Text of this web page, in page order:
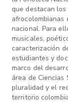
que destacan
afrocolombianas
nacional. Para
musicales,
caracterización
estudiantes y
marco del
área de Ciencias
pluralidad y el
territorio